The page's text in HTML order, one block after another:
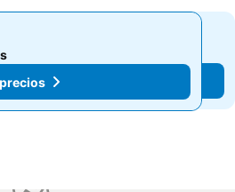
precios